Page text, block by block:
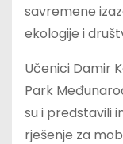
savremene
ekologije i
Učenici Damir
Park
su i predstavili
rješenje za